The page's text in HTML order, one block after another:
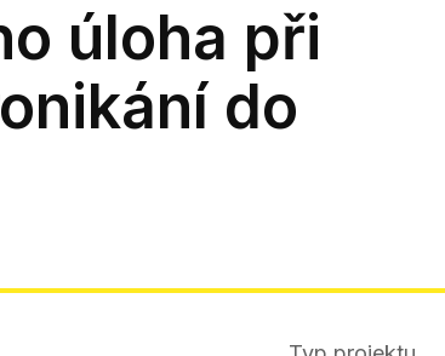
úloha při
do